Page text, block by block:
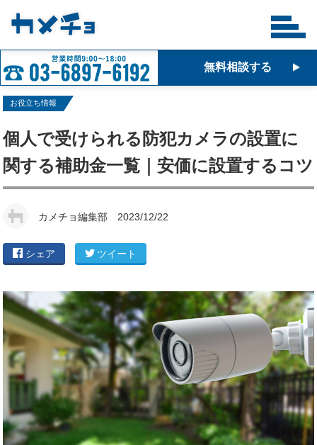
無料相談する
お役立ち情報
個人で受けられる防犯カメラの設置に
関する補助金一覧｜安価に設置するコツ
カメチョ編集部 2023/12/22
シェア ツイート